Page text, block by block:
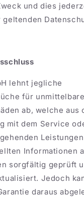
und dies
geltenden
lehnt jegliche
für
ab, welche aus
mit dem Service
Informationen
sorgfältig geprüft
Jedoch
daraus